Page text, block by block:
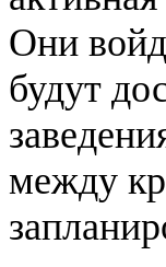
Они
будут
между